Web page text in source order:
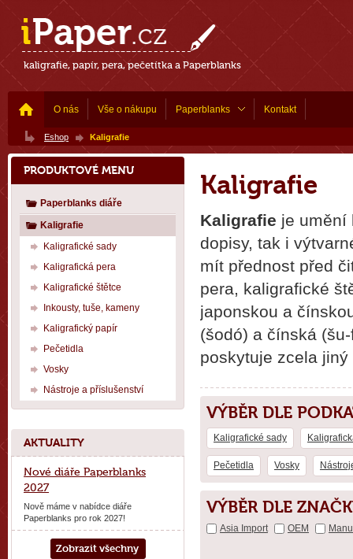
kaligrafie, papír, pera, pečetítka a Paperblanks
O nás Vše o nákupu Paperblanks Kontakt
Eshop Kaligrafie
Kaligrafie
Kaligrafie je umění
dopisy, tak i
mít přednost před
pera, kaligrafické
japonskou a
(šodó) a čínská
poskytuje zcela
VÝBĚR DLE
Kaligrafické sady
Pečetidla Vosky
VÝBĚR DLE
Asia Import OEM
PRODUKTOVÉ MENU
Paperblanks diáře
Kaligrafie
Kaligrafické sady
Kaligrafická pera
Kaligrafické štětce
Inkousty, tuše, kameny
Kaligrafický papír
Pečetidla
Vosky
Nástroje a příslušenství
AKTUALITY
Nové diáře Paperblanks
2027
Nově máme v nabídce diáře
Paperblanks pro rok 2027!
Zobrazit všechny